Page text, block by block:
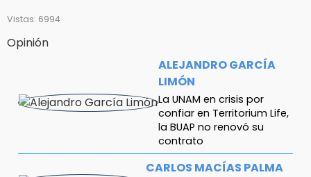
Vistas: 6994
Opinión
ALEJANDRO GARCÍA
LIMÓN
La UNAM en crisis por
confiar en Territorium Life,
la BUAP no renovó su
contrato
CARLOS MACÍAS PALMA